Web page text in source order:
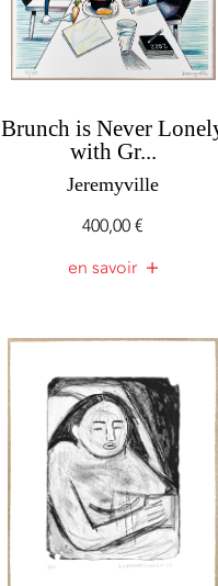
Brunch is Never
with Gr...
Jeremyville
400,00€
en savoir